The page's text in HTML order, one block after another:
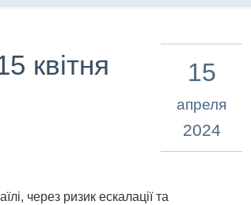
квітня
15
апреля
2024
через ризик ескалації та